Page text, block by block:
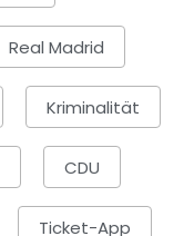
Real Madrid
Kriminalität
CDU
Ticket-App